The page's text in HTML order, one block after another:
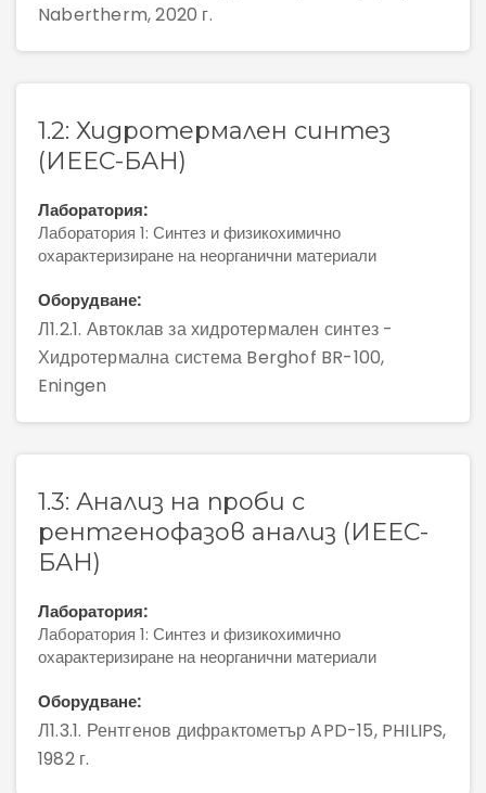
Доклади
Nabertherm, 2020 г.
1.2: Хидротермален синтез
(ИЕЕС-БАН)
Лаборатория:
Лаборатория 1: Синтез и физикохимично
охарактеризиране на неорганични материали
Оборудване:
Л1.2.1. Автоклав за хидротермален синтез -
Хидротермална система Berghof BR-100,
Eningen
1.3: Анализ на проби с
рентгенофазов анализ (ИЕЕС-
БАН)
Лаборатория:
Лаборатория 1: Синтез и физикохимично
охарактеризиране на неорганични материали
Оборудване:
Л1.3.1. Рентгенов дифрактометър APD-15, PHILIPS,
1982 г.